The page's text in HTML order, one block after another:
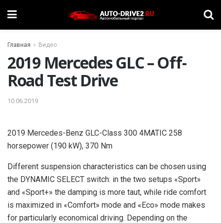
Главная Видео
2019 Mercedes GLC – Off-
Road Test Drive
10.06.2019
2019 Mercedes-Benz GLC-Class 300 4MATIC 258
horsepower (190 kW), 370 Nm
Different suspension characteristics can be chosen using
the DYNAMIC SELECT switch: in the two setups «Sport»
and «Sport+» the damping is more taut, while ride comfort
is maximized in «Comfort» mode and «Eco» mode makes
for particularly economical driving. Depending on the